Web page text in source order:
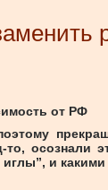
от РФ
то, осознали
и